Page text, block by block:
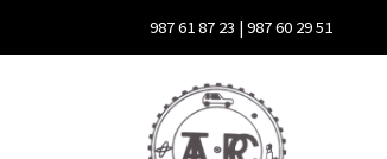
987 61 87 23 | 987 60 29 51